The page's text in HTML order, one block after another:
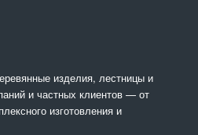
изделия, лестницы и
и частных клиентов — от
изготовления и